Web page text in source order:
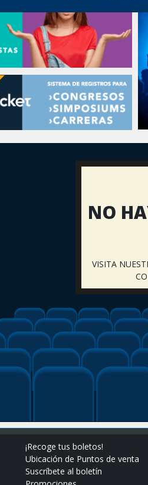
NO
VISITA
¡Recoge tus boletos!
Ubicación de Puntos de venta
Suscríbete al boletín